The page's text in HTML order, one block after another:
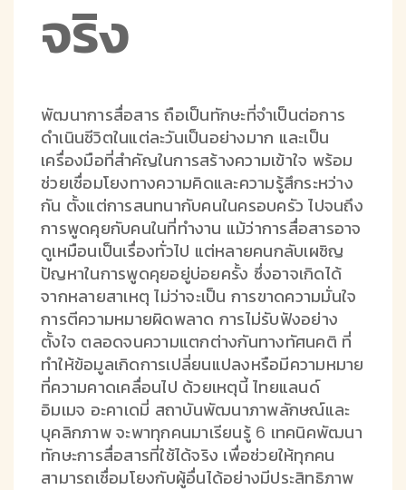
จริง
พัฒนาการสื่อสาร ถือเป็นทักษะที่จำเป็นต่อการ
ดำเนินชีวิตในแต่ละวันเป็นอย่างมาก และเป็น
เครื่องมือที่สำคัญในการสร้างความเข้าใจ พร้อม
ช่วยเชื่อมโยงทางความคิดและความรู้สึกระหว่าง
กัน ตั้งแต่การสนทนากับคนในครอบครัว ไปจนถึง
การพูดคุยกับคนในที่ทำงาน แม้ว่าการสื่อสารอาจ
ดูเหมือนเป็นเรื่องทั่วไป แต่หลายคนกลับเผชิญ
ปัญหาในการพูดคุยอยู่บ่อยครั้ง ซึ่งอาจเกิดได้
จากหลายสาเหตุ ไม่ว่าจะเป็น การขาดความมั่นใจ
การตีความหมายผิดพลาด การไม่รับฟังอย่าง
ตั้งใจ ตลอดจนความแตกต่างกันทางทัศนคติ ที่
ทำให้ข้อมูลเกิดการเปลี่ยนแปลงหรือมีความหมาย
ที่ความคาดเคลื่อนไป ด้วยเหตุนี้ ไทยแลนด์
อิมเมจ อะคาเดมี่ สถาบันพัฒนาภาพลักษณ์และ
บุคลิกภาพ จะพาทุกคนมาเรียนรู้ 6 เทคนิคพัฒนา
ทักษะการสื่อสารที่ใช้ได้จริง เพื่อช่วยให้ทุกคน
สามารถเชื่อมโยงกับผู้อื่นได้อย่างมีประสิทธิภาพ